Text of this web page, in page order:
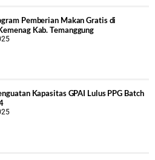
Pemberian Makan Gratis di
Kab. Temanggung
Kapasitas GPAI Lulus PPG Batch